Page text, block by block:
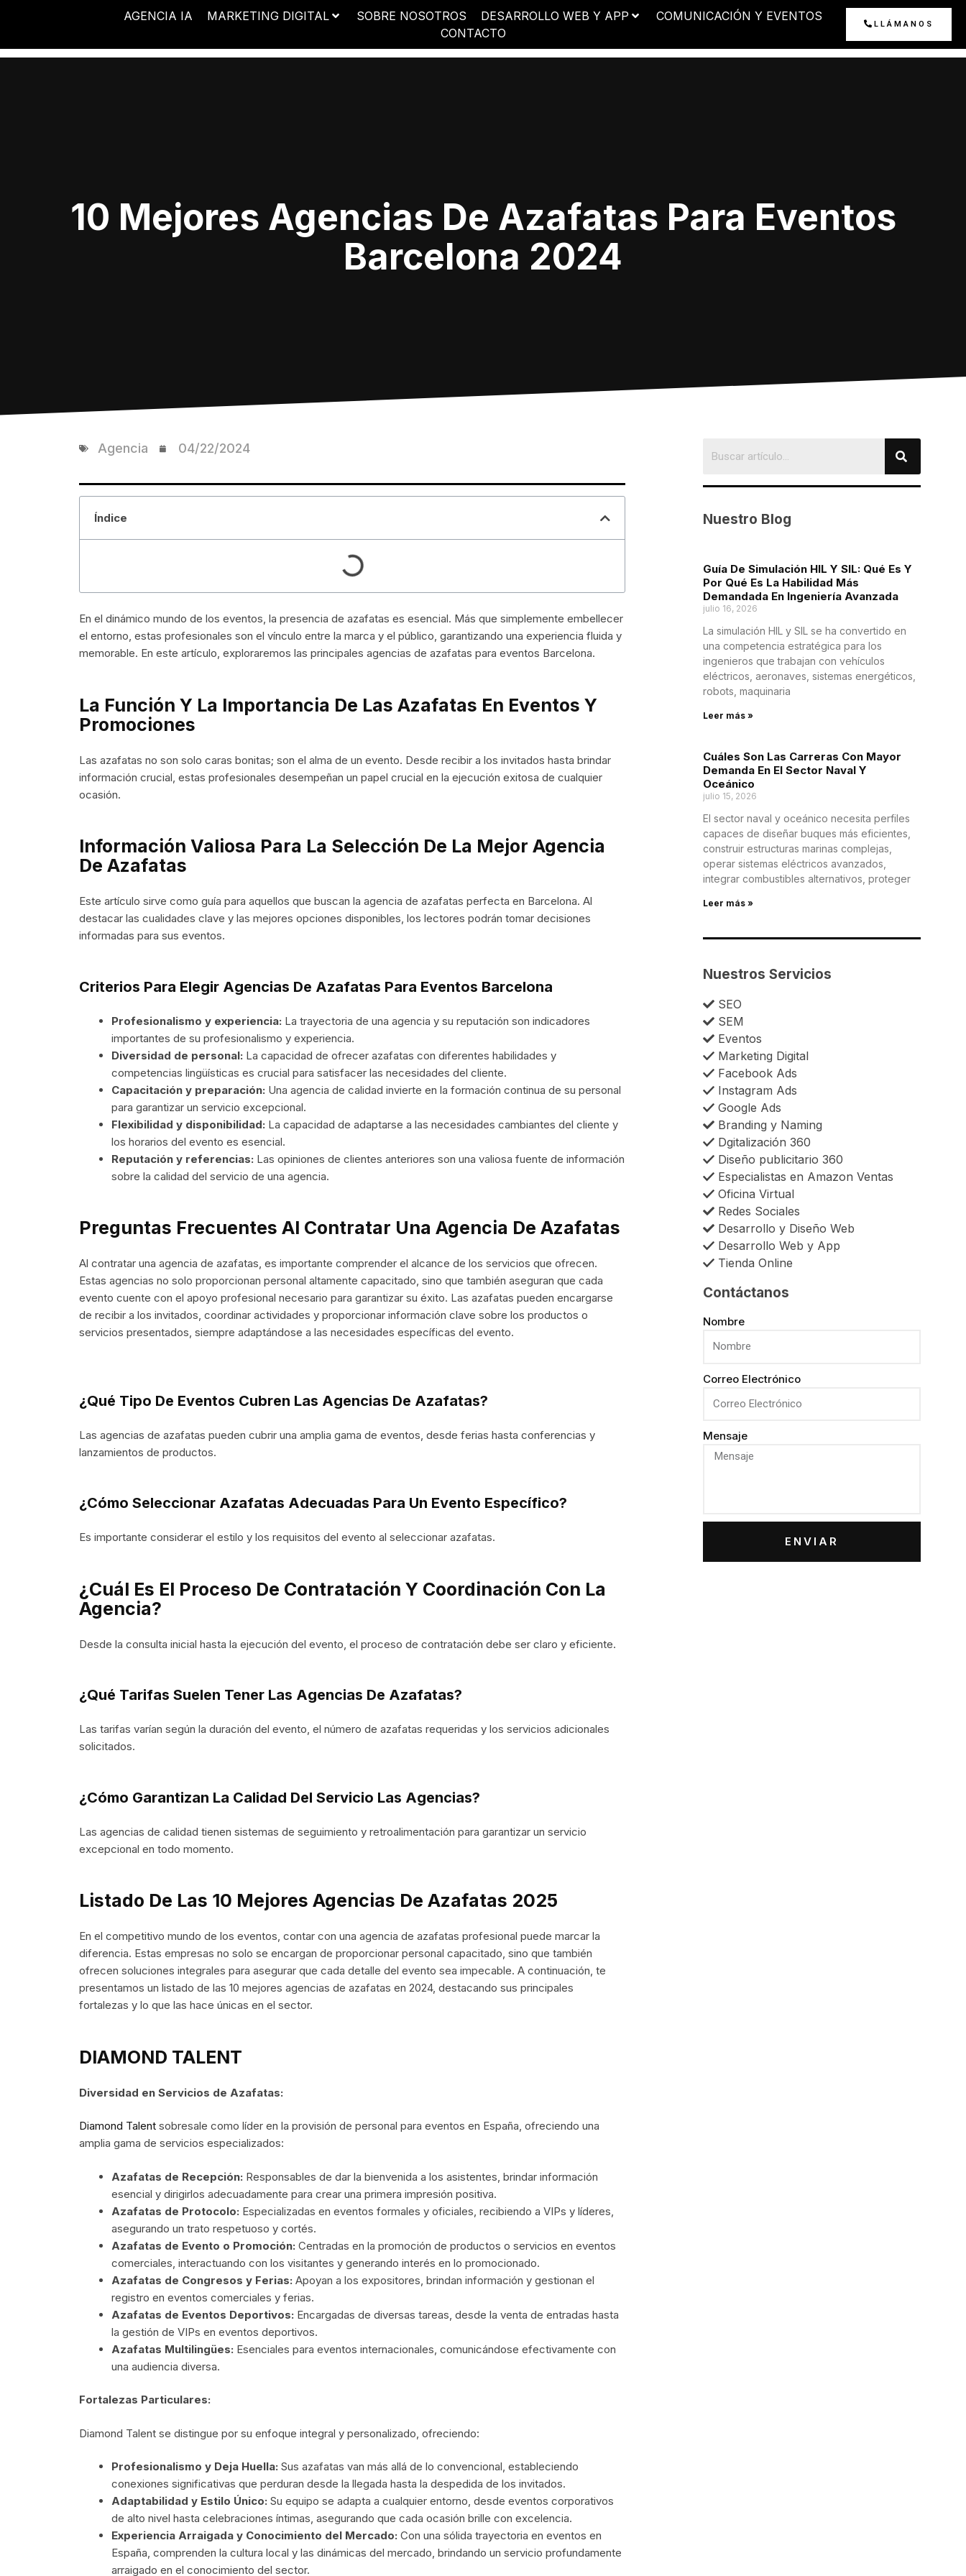
AGENCIA IA MARKETING DIGITAL SOBRE NOSOTROS DESARROLLO WEB Y APP
COMUNICACIÓN Y EVENTOS
CONTACTO
LLÁMANOS
10 Mejores Agencias De Azafatas Para Eventos
Barcelona 2024
Agencia 04/22/2024
Índice
En el dinámico mundo de los eventos, la presencia de azafatas es esencial. Más que simplemente embellecer
el entorno, estas profesionales son el vínculo entre la marca y el público, garantizando una experiencia fluida y
memorable. En este artículo, exploraremos las principales agencias de azafatas para eventos Barcelona.
La Función Y La Importancia De Las Azafatas En Eventos Y
Promociones
Las azafatas no son solo caras bonitas; son el alma de un evento. Desde recibir a los invitados hasta brindar
información crucial, estas profesionales desempeñan un papel crucial en la ejecución exitosa de cualquier
ocasión.
Información Valiosa Para La Selección De La Mejor Agencia
De Azafatas
Este artículo sirve como guía para aquellos que buscan la agencia de azafatas perfecta en Barcelona. Al
destacar las cualidades clave y las mejores opciones disponibles, los lectores podrán tomar decisiones
informadas para sus eventos.
Criterios Para Elegir Agencias De Azafatas Para Eventos Barcelona
Profesionalismo y experiencia: La trayectoria de una agencia y su reputación son indicadores
importantes de su profesionalismo y experiencia.
Diversidad de personal: La capacidad de ofrecer azafatas con diferentes habilidades y
competencias lingüísticas es crucial para satisfacer las necesidades del cliente.
Capacitación y preparación: Una agencia de calidad invierte en la formación continua de su personal
para garantizar un servicio excepcional.
Flexibilidad y disponibilidad: La capacidad de adaptarse a las necesidades cambiantes del cliente y
los horarios del evento es esencial.
Reputación y referencias: Las opiniones de clientes anteriores son una valiosa fuente de información
sobre la calidad del servicio de una agencia.
Preguntas Frecuentes Al Contratar Una Agencia De Azafatas
Al contratar una agencia de azafatas, es importante comprender el alcance de los servicios que ofrecen.
Estas agencias no solo proporcionan personal altamente capacitado, sino que también aseguran que cada
evento cuente con el apoyo profesional necesario para garantizar su éxito. Las azafatas pueden encargarse
de recibir a los invitados, coordinar actividades y proporcionar información clave sobre los productos o
servicios presentados, siempre adaptándose a las necesidades específicas del evento.
¿Qué Tipo De Eventos Cubren Las Agencias De Azafatas?
Las agencias de azafatas pueden cubrir una amplia gama de eventos, desde ferias hasta conferencias y
lanzamientos de productos.
¿Cómo Seleccionar Azafatas Adecuadas Para Un Evento Específico?
Es importante considerar el estilo y los requisitos del evento al seleccionar azafatas.
¿Cuál Es El Proceso De Contratación Y Coordinación Con La
Agencia?
Desde la consulta inicial hasta la ejecución del evento, el proceso de contratación debe ser claro y eficiente.
¿Qué Tarifas Suelen Tener Las Agencias De Azafatas?
Las tarifas varían según la duración del evento, el número de azafatas requeridas y los servicios adicionales
solicitados.
¿Cómo Garantizan La Calidad Del Servicio Las Agencias?
Las agencias de calidad tienen sistemas de seguimiento y retroalimentación para garantizar un servicio
excepcional en todo momento.
Listado De Las 10 Mejores Agencias De Azafatas 2025
En el competitivo mundo de los eventos, contar con una agencia de azafatas profesional puede marcar la
diferencia. Estas empresas no solo se encargan de proporcionar personal capacitado, sino que también
ofrecen soluciones integrales para asegurar que cada detalle del evento sea impecable. A continuación, te
presentamos un listado de las 10 mejores agencias de azafatas en 2024, destacando sus principales
fortalezas y lo que las hace únicas en el sector.
DIAMOND TALENT
Diversidad en Servicios de Azafatas:
Diamond Talent sobresale como líder en la provisión de personal para eventos en España, ofreciendo una
amplia gama de servicios especializados:
Azafatas de Recepción: Responsables de dar la bienvenida a los asistentes, brindar información
esencial y dirigirlos adecuadamente para crear una primera impresión positiva.
Azafatas de Protocolo: Especializadas en eventos formales y oficiales, recibiendo a VIPs y líderes,
asegurando un trato respetuoso y cortés.
Azafatas de Evento o Promoción: Centradas en la promoción de productos o servicios en eventos
comerciales, interactuando con los visitantes y generando interés en lo promocionado.
Azafatas de Congresos y Ferias: Apoyan a los expositores, brindan información y gestionan el
registro en eventos comerciales y ferias.
Azafatas de Eventos Deportivos: Encargadas de diversas tareas, desde la venta de entradas hasta
la gestión de VIPs en eventos deportivos.
Azafatas Multilingües: Esenciales para eventos internacionales, comunicándose efectivamente con
una audiencia diversa.
Fortalezas Particulares:
Diamond Talent se distingue por su enfoque integral y personalizado, ofreciendo:
Profesionalismo y Deja Huella: Sus azafatas van más allá de lo convencional, estableciendo
conexiones significativas que perduran desde la llegada hasta la despedida de los invitados.
Adaptabilidad y Estilo Único: Su equipo se adapta a cualquier entorno, desde eventos corporativos
de alto nivel hasta celebraciones íntimas, asegurando que cada ocasión brille con excelencia.
Experiencia Arraigada y Conocimiento del Mercado: Con una sólida trayectoria en eventos en
España, comprenden la cultura local y las dinámicas del mercado, brindando un servicio profundamente
arraigado en el conocimiento del sector.
Nuestro Blog
Guía De Simulación HIL Y SIL: Qué Es Y
Por Qué Es La Habilidad Más
Demandada En Ingeniería Avanzada
julio 16, 2026
La simulación HIL y SIL se ha convertido en
una competencia estratégica para los
ingenieros que trabajan con vehículos
eléctricos, aeronaves, sistemas energéticos,
robots, maquinaria
Leer más »
Cuáles Son Las Carreras Con Mayor
Demanda En El Sector Naval Y
Oceánico
julio 15, 2026
El sector naval y oceánico necesita perfiles
capaces de diseñar buques más eficientes,
construir estructuras marinas complejas,
operar sistemas eléctricos avanzados,
integrar combustibles alternativos, proteger
Leer más »
Nuestros Servicios
SEO
SEM
Eventos
Marketing Digital
Facebook Ads
Instagram Ads
Google Ads
Branding y Naming
Dgitalización 360
Diseño publicitario 360
Especialistas en Amazon Ventas
Oficina Virtual
Redes Sociales
Desarrollo y Diseño Web
Desarrollo Web y App
Tienda Online
Contáctanos
Nombre
Correo Electrónico
Mensaje
ENVIAR